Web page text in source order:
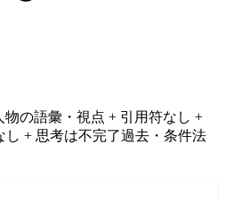
の語彙・視点 + 引用符なし +
なし + 思考は不完了過去・条件法